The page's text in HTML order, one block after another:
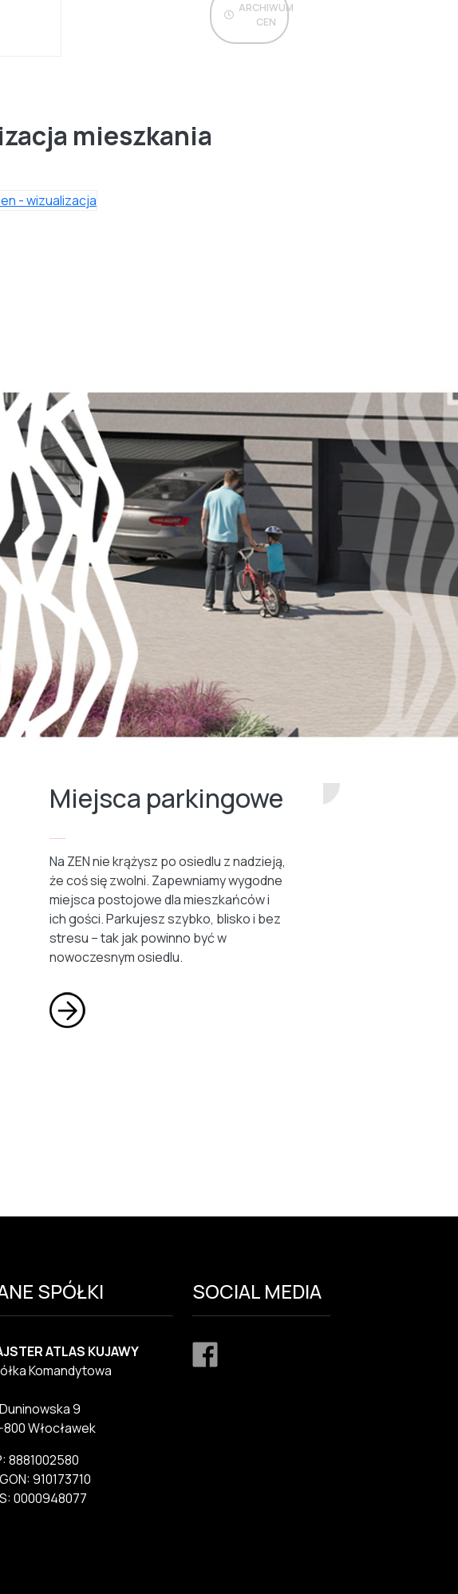
ARCHIWUM
CEN
mieszkania
Miejsca parkingowe
Na ZEN nie krążysz po osiedlu z nadzieją,
że coś się zwolni. Zapewniamy wygodne
miejsca postojowe dla mieszkańców i
ich gości. Parkujesz szybko, blisko i bez
stresu – tak jak powinno być w
nowoczesnym osiedlu.
SPÓŁKI
ATLAS KUJAWY
Komandytowa
9
Włocławek
8881002580
910173710
0000948077
SOCIAL MEDIA